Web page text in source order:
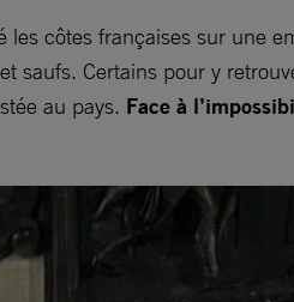
les côtes françaises sur une
saufs. Certains pour y
au pays. Face à